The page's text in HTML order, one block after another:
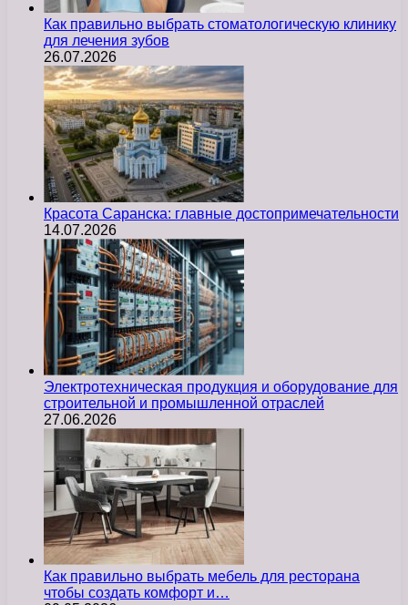
Как правильно выбрать стоматологическую клинику
для лечения зубов
26.07.2026
Красота Саранска: главные достопримечательности
14.07.2026
Электротехническая продукция и оборудование для
строительной и промышленной отраслей
27.06.2026
Как правильно выбрать мебель для ресторана
чтобы создать комфорт и…